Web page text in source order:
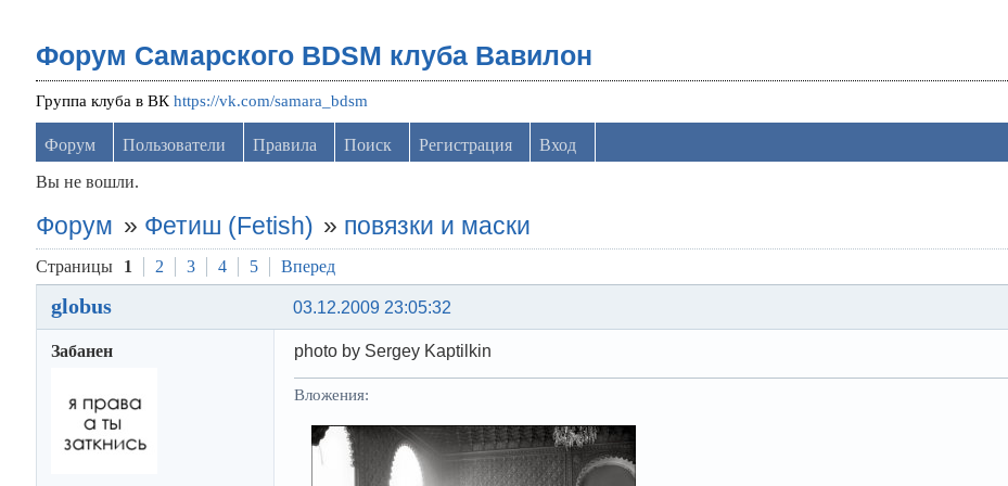
Форум Самарского BDSM клуба Вавилон
Группа клуба в ВКhttps://vk.com/samara_bdsm
Форум Пользователи Правила Поиск Регистрация
Вход
Вы не вошли.
Форум » Фетиш (Fetish) » повязки и маски
Страницы 1 2 3 4 5 Вперед
03.12.2009 23:05:32
globus
Забанен photo by Sergey Kaptilkin
Вложения: